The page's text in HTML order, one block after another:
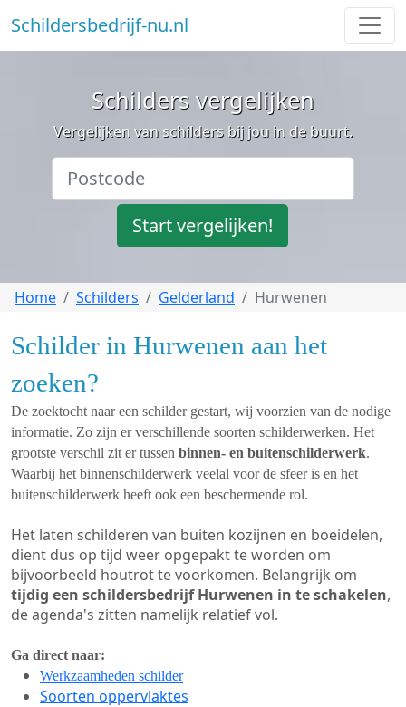
Schildersbedrijf-nu.nl
Schilders vergelijken
Vergelijken van schilders bij jou in de buurt.
Start vergelijken!
Home Schilders Gelderland Hurwenen
Schilder in Hurwenen aan het
zoeken?
De zoektocht naar een schilder gestart, wij voorzien van de nodige
informatie. Zo zijn er verschillende soorten schilderwerken. Het
grootste verschil zit er tussen binnen- en buitenschilderwerk.
Waarbij het binnenschilderwerk veelal voor de sfeer is en het
buitenschilderwerk heeft ook een beschermende rol.
Het laten schilderen van buiten kozijnen en boeidelen,
dient dus op tijd weer opgepakt te worden om
bijvoorbeeld houtrot te voorkomen. Belangrijk om
tijdig een schildersbedrijf Hurwenen in te schakelen,
de agenda's zitten namelijk relatief vol.
Ga direct naar:
Werkzaamheden schilder
Soorten oppervlaktes